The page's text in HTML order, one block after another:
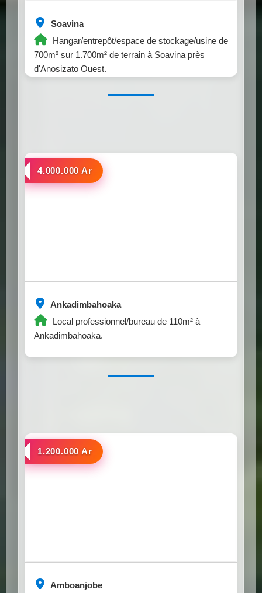
Soavina
Hangar/entrepôt/espace de stockage/usine de
700m² sur 1.700m² de terrain à Soavina près
d'Anosizato Ouest.
Ankadimbahoaka
Local professionnel/bureau de 110m² à
Ankadimbahoaka.
a louer
4.000.000 Ar
Amboanjobe
a louer
1.200.000 Ar